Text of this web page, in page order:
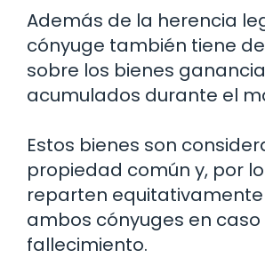
Además de la herencia
cónyuge también tiene
sobre los bienes
acumulados durante el
Estos bienes son
propiedad común y, por
reparten
ambos cónyuges en caso
fallecimiento.